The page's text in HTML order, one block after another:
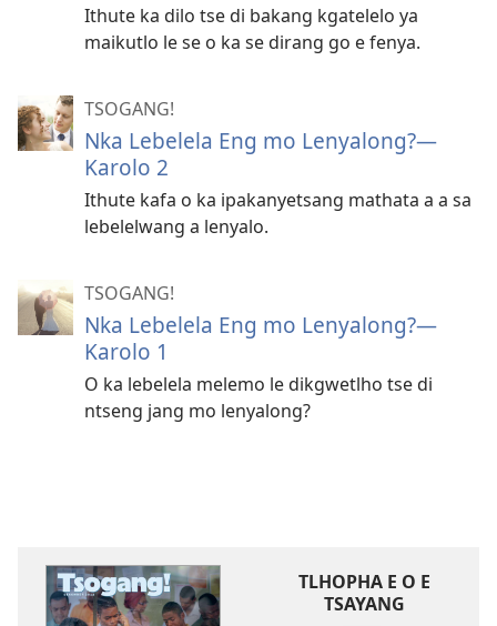
Ithute ka dilo tse di bakang kgatelelo ya
maikutlo le se o ka se dirang go e fenya.
TSOGANG!
Nka Lebelela Eng mo Lenyalong?—
Karolo 2
Ithute kafa o ka ipakanyetsang mathata a a sa
lebelelwang a lenyalo.
TSOGANG!
Nka Lebelela Eng mo Lenyalong?​—
Karolo 1
O ka lebelela melemo le dikgwetlho tse di
ntseng jang mo lenyalong?
TLHOPHA E O E
TSAYANG